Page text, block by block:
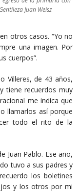
Juan Weisz
otros casos. “Yo no
una imagen. Por
cuerpos”.
Villeres, de 43 años,
tiene recuerdos muy
me indica que
llamarlos así porque
todo el rito de la
Juan Pablo. Ese año,
tuvo a sus padres y
los boletines
y los otros por mi